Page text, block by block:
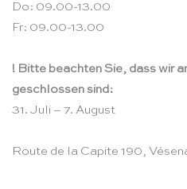
Do: 09.00-13.00
Fr: 09.00-13.00
! Bitte beachten Sie, dass wir
geschlossen sind:
31. Juli – 7. August
Route de la Capite 190,